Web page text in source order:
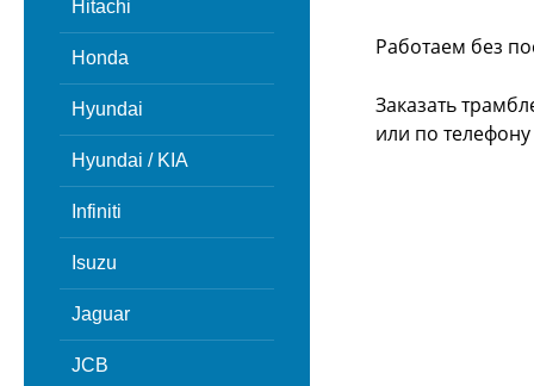
Hitachi
Honda
Hyundai
Hyundai / KIA
Infiniti
Isuzu
Jaguar
JCB
Работаем без
Заказать
или по